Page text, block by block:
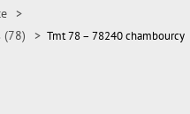
>
(78)
> Tmt 78 – 78240 chambourcy